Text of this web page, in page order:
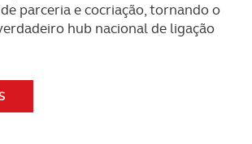
quando tal se afigure estritamente
dos serviços a prestar.
pode ter impacto na sua
no Website e nos serviços
parceria e cocriação, tornando o
hub nacional de ligação